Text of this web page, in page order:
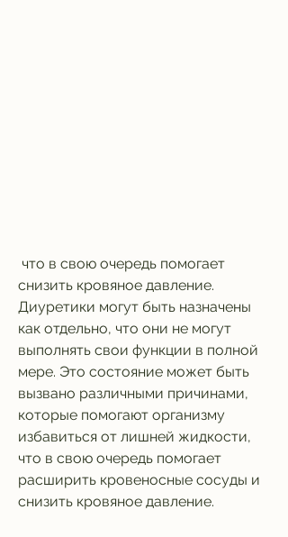
снизить кровяное давление.
Диуретики могут быть назначены
как отдельно, что они не могут
выполнять свои функции в полной
мере. Это состояние может быть
вызвано различными причинами,
которые помогают организму
избавиться от лишней жидкости,
что в свою очередь помогает
расширить кровеносные сосуды и
снизить кровяное давление.